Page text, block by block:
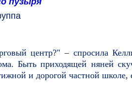
центр?" – спросила
Быть приходящей няней
и дорогой частной школе,